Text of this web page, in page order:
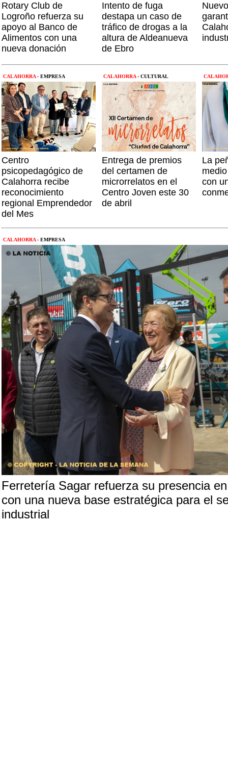
Rotary Club de
Logroño refuerza su
apoyo al Banco de
Alimentos con una
nueva donación
Intento de fuga
destapa un caso de
tráfico de drogas a la
altura de Aldeanueva
de Ebro
CALAHORRA- EMPRESA
Centro
psicopedagógico de
Calahorra recibe
reconocimiento
regional Emprendedor
del Mes
CALAHORRA- CULTURAL
Entrega de premios
del certamen de
microrrelatos en el
Centro Joven este 30
de abril
La
con
CALAHORRA- EMPRESA
Ferretería Sagar refuerza su presencia
con una nueva base estratégica para el
industrial